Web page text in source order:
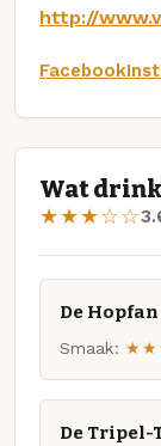
http://
Facebook
Wat
★★★☆☆
De Hopfan
Smaak:
De Tripel-